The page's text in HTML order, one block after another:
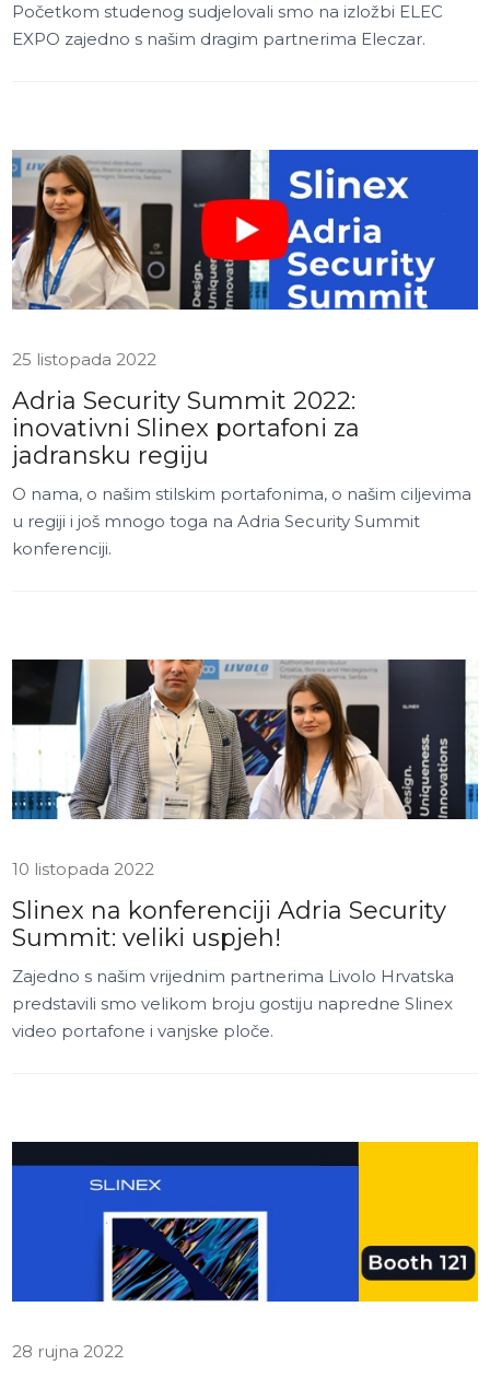
Početkom studenog sudjelovali smo na izložbi ELEC
EXPO zajedno s našim dragim partnerima Eleczar.
25 listopada 2022
Adria Security Summit 2022:
inovativni Slinex portafoni za
jadransku regiju
O nama, o našim stilskim portafonima, o našim ciljevima
u regiji i još mnogo toga na Adria Security Summit
konferenciji.
10 listopada 2022
Slinex na konferenciji Adria Security
Summit: veliki uspjeh!
Zajedno s našim vrijednim partnerima Livolo Hrvatska
predstavili smo velikom broju gostiju napredne Slinex
video portafone i vanjske ploče.
28 rujna 2022